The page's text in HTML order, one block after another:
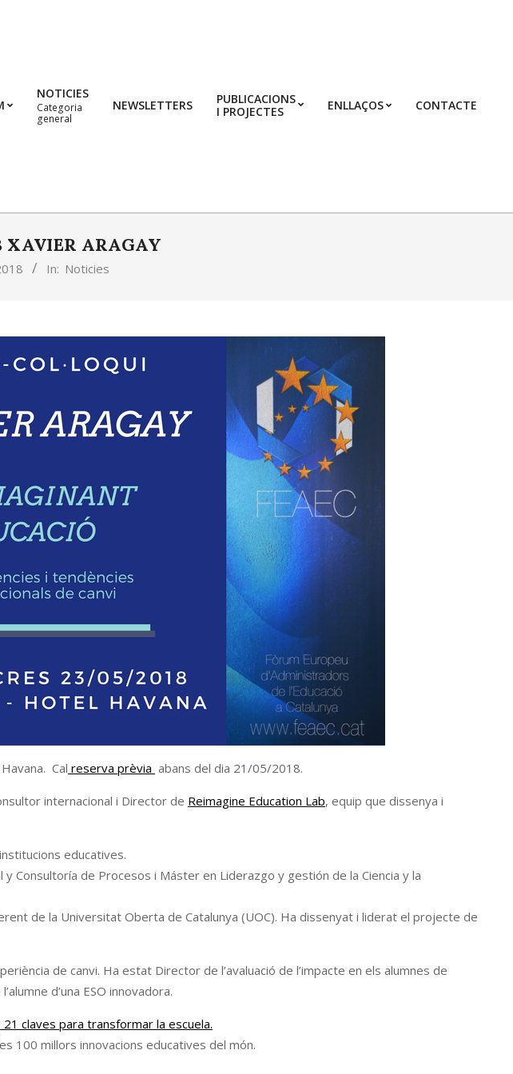
NOTICIES
Categoria
general
NEWSLETTERS
PUBLICACIONS
I PROJECTES
ENLLAÇOS CONTACTE
XAVIER ARAGAY
In: Noticies
Cal reserva prèvia abans del dia 21/05/2018.
internacional i Director de Reimagine Education Lab, equip que dissenya i
educatives.
Consultoría de Procesos i Máster en Liderazgo y gestión de la Ciencia y la
de la Universitat Oberta de Catalunya (UOC). Ha dissenyat i liderat el projecte de
de canvi. Ha estat Director de l’avaluació de l’impacte en els alumnes de
d’una ESO innovadora.
21 claves para transformar la escuela.
100 millors innovacions educatives del món.